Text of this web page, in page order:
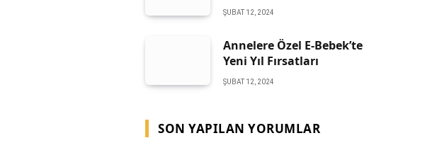
ŞUBAT 12, 2024
Annelere Özel E-Bebek’te
Yeni Yıl Fırsatları
ŞUBAT 12, 2024
SON YAPILAN YORUMLAR